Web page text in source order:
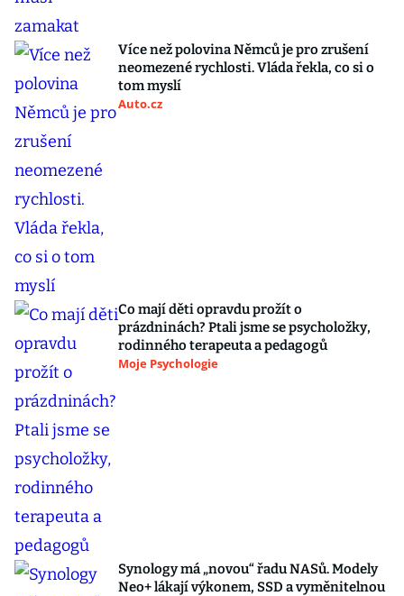
Více než polovina Němců je pro zrušení
neomezené rychlosti. Vláda řekla, co si o
tom myslí
Auto.cz
Co mají děti opravdu prožít o
prázdninách? Ptali jsme se psycholožky,
rodinného terapeuta a pedagogů
Moje Psychologie
Synology má „novou“ řadu NASů. Modely
Neo+ lákají výkonem, SSD a vyměnitelnou